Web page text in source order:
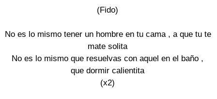
(Fido)
No es lo mismo tener un hombre en tu cama , a que tu te
mate solita
No es lo mismo que resuelvas con aquel en el baño ,
que dormir calientita
(x2)